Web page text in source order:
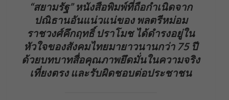
“สยามรัฐ” หนังสือพิมพ์ที่ถือกำเนิดจาก
ปณิธานอันแน่วแน่ของ พลตรีหม่อม
ราชวงศ์คึกฤทธิ์ ปราโมช ได้ดำรงอยู่ใน
หัวใจของสังคมไทยมายาวนานกว่า 75 ปี
ด้วยบทบาทสื่อคุณภาพยึดมั่นในความจริง
เที่ยงตรง และรับผิดชอบต่อประชาชน